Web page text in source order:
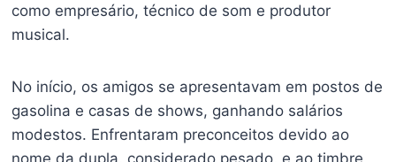
como empresário, técnico de som e produtor
musical.
No início, os amigos se apresentavam em postos de
gasolina e casas de shows, ganhando salários
modestos. Enfrentaram preconceitos devido ao
nome da dupla, considerado pesado, e ao timbre